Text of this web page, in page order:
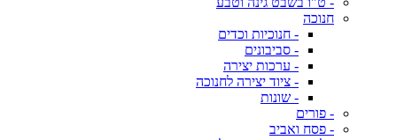
חנוכה
- חנוכיות וכדים
- סביבונים
- ערכות יצירה
- ציוד יצירה לחנוכה
- שונות
- פורים
- פסח ואביב